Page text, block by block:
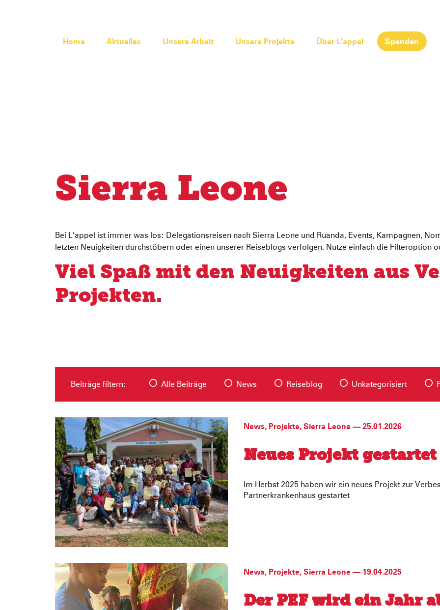
Home Aktuelles Unsere Arbeit Unsere Projekte Über L’appel Spenden
Sierra Leone
Bei L’appel ist immer was los: Delegationsreisen nach Sierra Leone und Ruanda, Events, Kampagnen,
letzten Neuigkeiten durchstöbern oder einen unserer Reiseblogs verfolgen. Nutze einfach die Filteroption
Viel Spaß mit den Neuigkeiten aus
Projekten.
Beiträge filtern: Alle Beiträge News Reiseblog Unkategorisiert
News, Projekte, Sierra Leone — 25.01.2026
Neues Projekt gestartet
Im Herbst 2025 haben wir ein neues Projekt zur
Partnerkrankenhaus gestartet
News, Projekte, Sierra Leone — 19.04.2025
Der PEF wird ein Jahr